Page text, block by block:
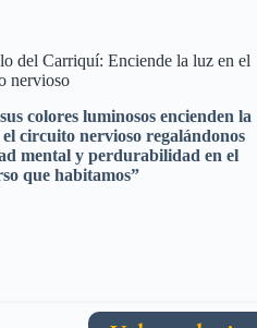
del Carriquí: Enciende la luz en el
nervioso
colores luminosos encienden la
el circuito nervioso regalándonos
mental y perdurabilidad en el
que habitamos”